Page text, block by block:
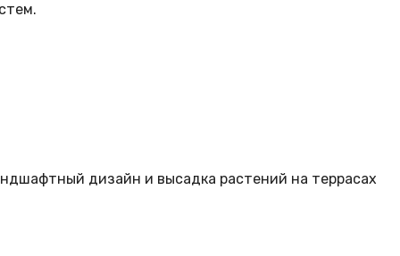
дизайн и высадка растений на террасах